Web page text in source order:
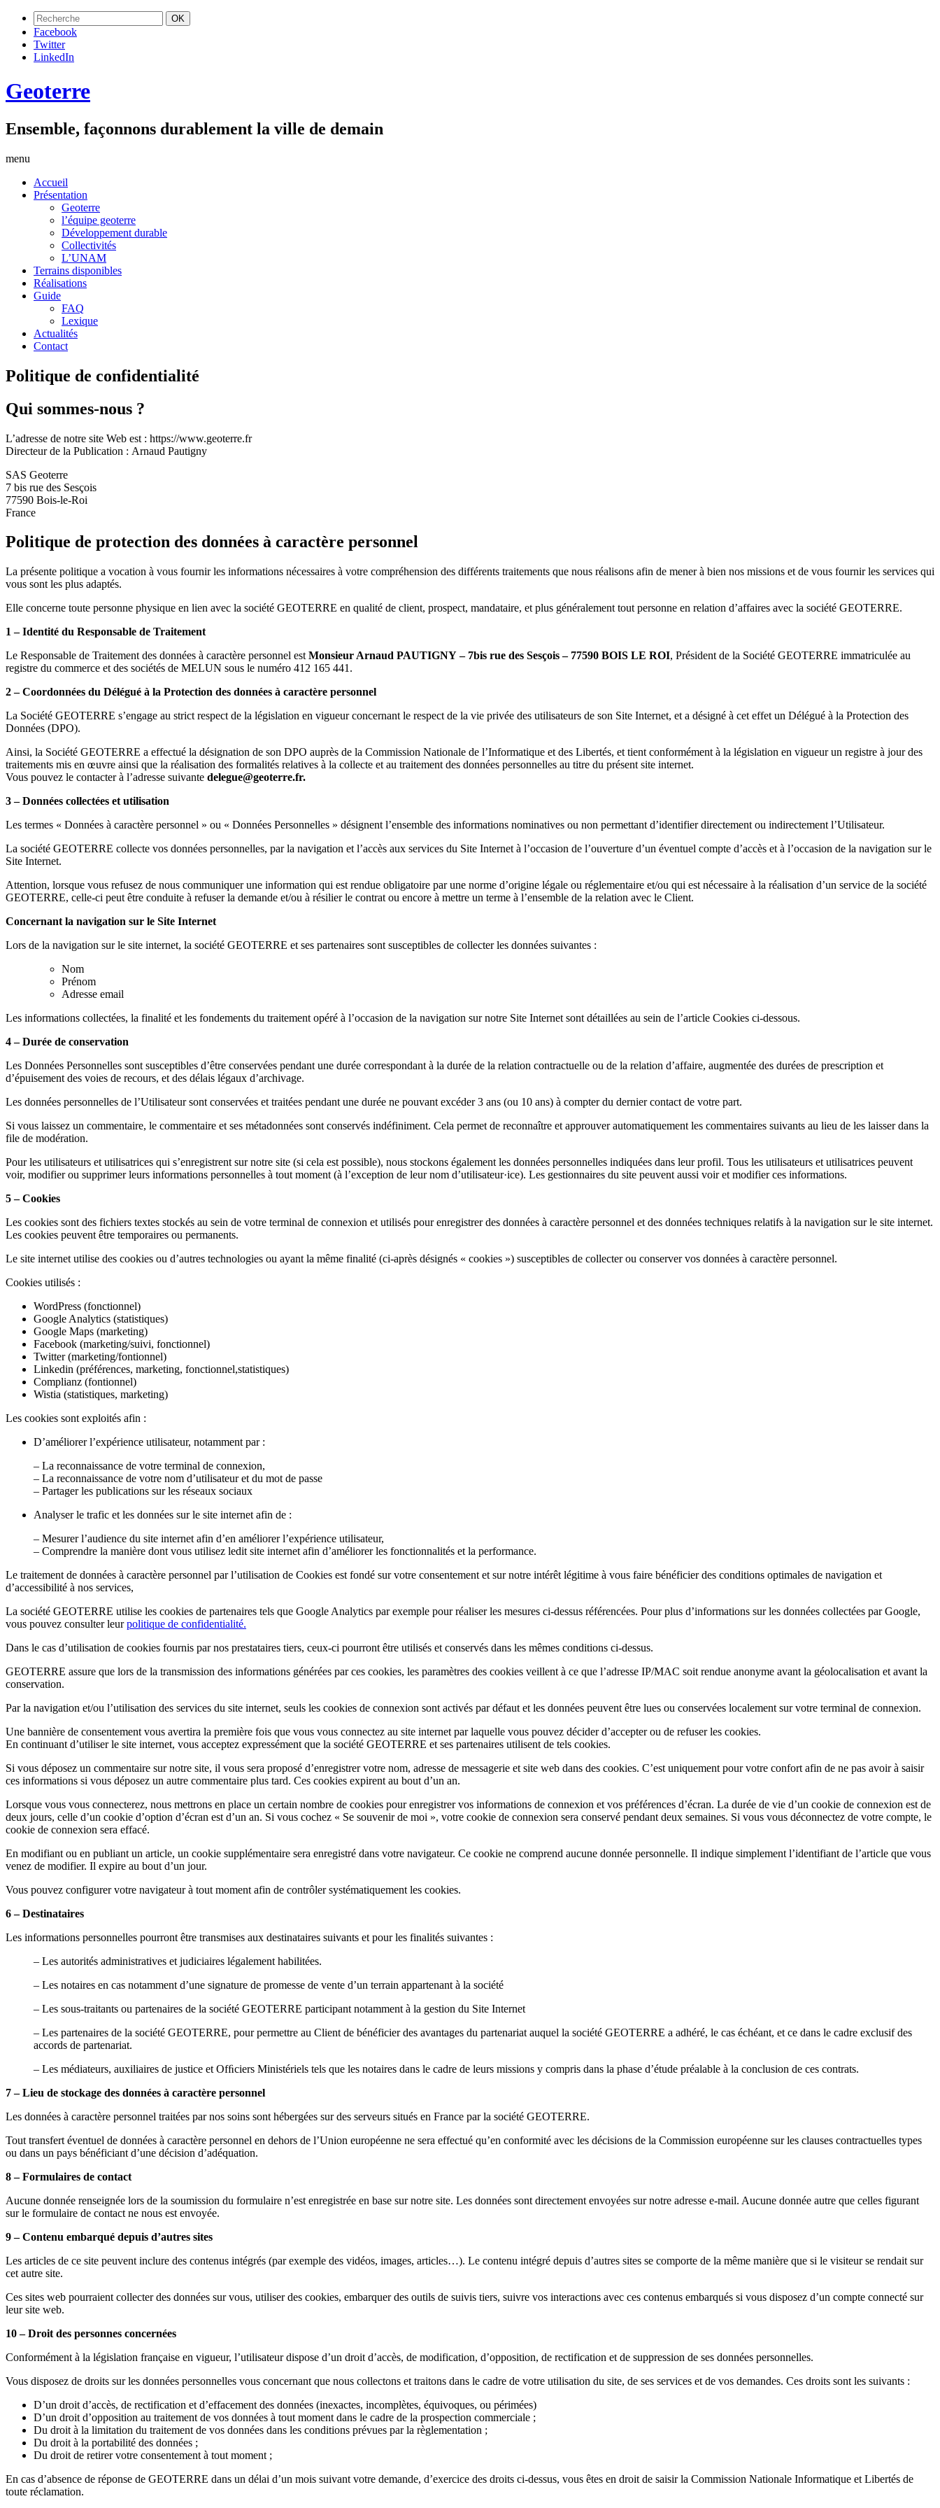
Facebook
Twitter
LinkedIn
Geoterre
Ensemble, façonnons durablement la ville de demain
menu
Accueil
Présentation
Geoterre
l’équipe geoterre
Développement durable
Collectivités
L’UNAM
Terrains disponibles
Réalisations
Guide
FAQ
Lexique
Actualités
Contact
Politique de confidentialité
Qui sommes-nous ?
L’adresse de notre site Web est : https://www.geoterre.fr
Directeur de la Publication : Arnaud Pautigny
SAS Geoterre
7 bis rue des Sesçois
77590 Bois-le-Roi
France
Politique de protection des données à caractère personnel
La présente politique a vocation à vous fournir les informations nécessaires à votre compréhension des différents traitements que nous réalisons afin de mener à bien nos missions et de vous fournir les services qui
vous sont les plus adaptés.
Elle concerne toute personne physique en lien avec la société GEOTERRE en qualité de client, prospect, mandataire, et plus généralement tout personne en relation d’affaires avec la société GEOTERRE.
1 – Identité du Responsable de Traitement
Le Responsable de Traitement des données à caractère personnel est Monsieur Arnaud PAUTIGNY – 7bis rue des Sesçois – 77590 BOIS LE ROI, Président de la Société GEOTERRE immatriculée au
registre du commerce et des sociétés de MELUN sous le numéro 412 165 441.
2 – Coordonnées du Délégué à la Protection des données à caractère personnel
La Société GEOTERRE s’engage au strict respect de la législation en vigueur concernant le respect de la vie privée des utilisateurs de son Site Internet, et a désigné à cet effet un Délégué à la Protection des
Données (DPO).
Ainsi, la Société GEOTERRE a effectué la désignation de son DPO auprès de la Commission Nationale de l’Informatique et des Libertés, et tient conformément à la législation en vigueur un registre à jour des
traitements mis en œuvre ainsi que la réalisation des formalités relatives à la collecte et au traitement des données personnelles au titre du présent site internet.
Vous pouvez le contacter à l’adresse suivante delegue@geoterre.fr.
3 – Données collectées et utilisation
Les termes « Données à caractère personnel » ou « Données Personnelles » désignent l’ensemble des informations nominatives ou non permettant d’identifier directement ou indirectement l’Utilisateur.
La société GEOTERRE collecte vos données personnelles, par la navigation et l’accès aux services du Site Internet à l’occasion de l’ouverture d’un éventuel compte d’accès et à l’occasion de la navigation sur le
Site Internet.
Attention, lorsque vous refusez de nous communiquer une information qui est rendue obligatoire par une norme d’origine légale ou réglementaire et/ou qui est nécessaire à la réalisation d’un service de la société
GEOTERRE, celle-ci peut être conduite à refuser la demande et/ou à résilier le contrat ou encore à mettre un terme à l’ensemble de la relation avec le Client.
Concernant la navigation sur le Site Internet
Lors de la navigation sur le site internet, la société GEOTERRE et ses partenaires sont susceptibles de collecter les données suivantes :
Nom
Prénom
Adresse email
Les informations collectées, la finalité et les fondements du traitement opéré à l’occasion de la navigation sur notre Site Internet sont détaillées au sein de l’article Cookies ci-dessous.
4 – Durée de conservation
Les Données Personnelles sont susceptibles d’être conservées pendant une durée correspondant à la durée de la relation contractuelle ou de la relation d’affaire, augmentée des durées de prescription et
d’épuisement des voies de recours, et des délais légaux d’archivage.
Les données personnelles de l’Utilisateur sont conservées et traitées pendant une durée ne pouvant excéder 3 ans (ou 10 ans) à compter du dernier contact de votre part.
Si vous laissez un commentaire, le commentaire et ses métadonnées sont conservés indéfiniment. Cela permet de reconnaître et approuver automatiquement les commentaires suivants au lieu de les laisser dans la
file de modération.
Pour les utilisateurs et utilisatrices qui s’enregistrent sur notre site (si cela est possible), nous stockons également les données personnelles indiquées dans leur profil. Tous les utilisateurs et utilisatrices peuvent
voir, modifier ou supprimer leurs informations personnelles à tout moment (à l’exception de leur nom d’utilisateur·ice). Les gestionnaires du site peuvent aussi voir et modifier ces informations.
5 – Cookies
Les cookies sont des fichiers textes stockés au sein de votre terminal de connexion et utilisés pour enregistrer des données à caractère personnel et des données techniques relatifs à la navigation sur le site internet.
Les cookies peuvent être temporaires ou permanents.
Le site internet utilise des cookies ou d’autres technologies ou ayant la même finalité (ci-après désignés « cookies ») susceptibles de collecter ou conserver vos données à caractère personnel.
Cookies utilisés :
WordPress (fonctionnel)
Google Analytics (statistiques)
Google Maps (marketing)
Facebook (marketing/suivi, fonctionnel)
Twitter (marketing/fontionnel)
Linkedin (préférences, marketing, fonctionnel,statistiques)
Complianz (fontionnel)
Wistia (statistiques, marketing)
Les cookies sont exploités afin :
D’améliorer l’expérience utilisateur, notamment par :
– La reconnaissance de votre terminal de connexion,
– La reconnaissance de votre nom d’utilisateur et du mot de passe
– Partager les publications sur les réseaux sociaux
Analyser le trafic et les données sur le site internet afin de :
– Mesurer l’audience du site internet afin d’en améliorer l’expérience utilisateur,
– Comprendre la manière dont vous utilisez ledit site internet afin d’améliorer les fonctionnalités et la performance.
Le traitement de données à caractère personnel par l’utilisation de Cookies est fondé sur votre consentement et sur notre intérêt légitime à vous faire bénéficier des conditions optimales de navigation et
d’accessibilité à nos services,
La société GEOTERRE utilise les cookies de partenaires tels que Google Analytics par exemple pour réaliser les mesures ci-dessus référencées. Pour plus d’informations sur les données collectées par Google,
vous pouvez consulter leurpolitique de confidentialité.
Dans le cas d’utilisation de cookies fournis par nos prestataires tiers, ceux-ci pourront être utilisés et conservés dans les mêmes conditions ci-dessus.
GEOTERRE assure que lors de la transmission des informations générées par ces cookies, les paramètres des cookies veillent à ce que l’adresse IP/MAC soit rendue anonyme avant la géolocalisation et avant la
conservation.
Par la navigation et/ou l’utilisation des services du site internet, seuls les cookies de connexion sont activés par défaut et les données peuvent être lues ou conservées localement sur votre terminal de connexion.
Une bannière de consentement vous avertira la première fois que vous vous connectez au site internet par laquelle vous pouvez décider d’accepter ou de refuser les cookies.
En continuant d’utiliser le site internet, vous acceptez expressément que la société GEOTERRE et ses partenaires utilisent de tels cookies.
Si vous déposez un commentaire sur notre site, il vous sera proposé d’enregistrer votre nom, adresse de messagerie et site web dans des cookies. C’est uniquement pour votre confort afin de ne pas avoir à saisir
ces informations si vous déposez un autre commentaire plus tard. Ces cookies expirent au bout d’un an.
Lorsque vous vous connecterez, nous mettrons en place un certain nombre de cookies pour enregistrer vos informations de connexion et vos préférences d’écran. La durée de vie d’un cookie de connexion est de
deux jours, celle d’un cookie d’option d’écran est d’un an. Si vous cochez « Se souvenir de moi », votre cookie de connexion sera conservé pendant deux semaines. Si vous vous déconnectez de votre compte, le
cookie de connexion sera effacé.
En modifiant ou en publiant un article, un cookie supplémentaire sera enregistré dans votre navigateur. Ce cookie ne comprend aucune donnée personnelle. Il indique simplement l’identifiant de l’article que vous
venez de modifier. Il expire au bout d’un jour.
Vous pouvez configurer votre navigateur à tout moment afin de contrôler systématiquement les cookies.
6 – Destinataires
Les informations personnelles pourront être transmises aux destinataires suivants et pour les finalités suivantes :
– Les autorités administratives et judiciaires légalement habilitées.
– Les notaires en cas notamment d’une signature de promesse de vente d’un terrain appartenant à la société
– Les sous-traitants ou partenaires de la société GEOTERRE participant notamment à la gestion du Site Internet
– Les partenaires de la société GEOTERRE, pour permettre au Client de bénéficier des avantages du partenariat auquel la société GEOTERRE a adhéré, le cas échéant, et ce dans le cadre exclusif des
accords de partenariat.
– Les médiateurs, auxiliaires de justice et Ofﬁciers Ministériels tels que les notaires dans le cadre de leurs missions y compris dans la phase d’étude préalable à la conclusion de ces contrats.
7 – Lieu de stockage des données à caractère personnel
Les données à caractère personnel traitées par nos soins sont hébergées sur des serveurs situés en France par la société GEOTERRE.
Tout transfert éventuel de données à caractère personnel en dehors de l’Union européenne ne sera effectué qu’en conformité avec les décisions de la Commission européenne sur les clauses contractuelles types
ou dans un pays bénéficiant d’une décision d’adéquation.
8 – Formulaires de contact
Aucune donnée renseignée lors de la soumission du formulaire n’est enregistrée en base sur notre site. Les données sont directement envoyées sur notre adresse e-mail. Aucune donnée autre que celles figurant
sur le formulaire de contact ne nous est envoyée.
9 – Contenu embarqué depuis d’autres sites
Les articles de ce site peuvent inclure des contenus intégrés (par exemple des vidéos, images, articles…). Le contenu intégré depuis d’autres sites se comporte de la même manière que si le visiteur se rendait sur
cet autre site.
Ces sites web pourraient collecter des données sur vous, utiliser des cookies, embarquer des outils de suivis tiers, suivre vos interactions avec ces contenus embarqués si vous disposez d’un compte connecté sur
leur site web.
10 – Droit des personnes concernées
Conformément à la législation française en vigueur, l’utilisateur dispose d’un droit d’accès, de modification, d’opposition, de rectification et de suppression de ses données personnelles.
Vous disposez de droits sur les données personnelles vous concernant que nous collectons et traitons dans le cadre de votre utilisation du site, de ses services et de vos demandes. Ces droits sont les suivants :
D’un droit d’accès, de rectification et d’effacement des données (inexactes, incomplètes, équivoques, ou périmées)
D’un droit d’opposition au traitement de vos données à tout moment dans le cadre de la prospection commerciale ;
Du droit à la limitation du traitement de vos données dans les conditions prévues par la règlementation ;
Du droit à la portabilité des données ;
Du droit de retirer votre consentement à tout moment ;
En cas d’absence de réponse de GEOTERRE dans un délai d’un mois suivant votre demande, d’exercice des droits ci-dessus, vous êtes en droit de saisir la Commission Nationale Informatique et Libertés de
toute réclamation.